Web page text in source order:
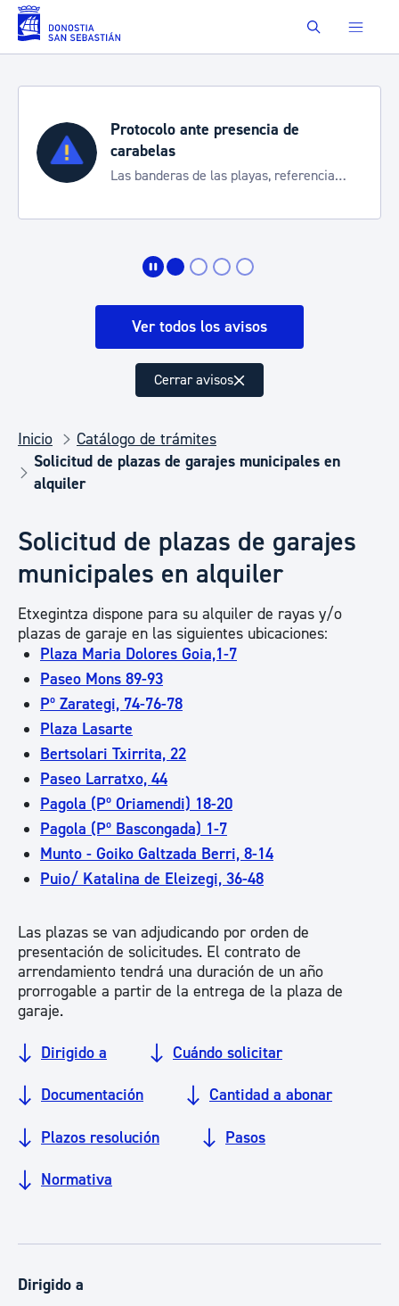
Saltar al contenido principal Buscar
presencia de
las playas, referencia
Semana Grande
Cortes de tráfico
de transporte
Ver todos los avisos
Cerrar avisos
Inicio
Catálogo de trámites
Solicitud de plazas de garajes municipales en
alquiler
Solicitud de plazas de garajes
municipales en alquiler
Etxegintza dispone para su alquiler de rayas y/o
plazas de garaje en las siguientes ubicaciones:
Plaza Maria Dolores Goia,1-7
Paseo Mons 89-93
Pº Zarategi, 74-76-78
Plaza Lasarte
Bertsolari Txirrita, 22
Paseo Larratxo, 44
Pagola (Pº Oriamendi) 18-20
Pagola (Pº Bascongada) 1-7
Munto - Goiko Galtzada Berri, 8-14
Puio/ Katalina de Eleizegi, 36-48
Las plazas se van adjudicando por orden de
presentación de solicitudes. El contrato de
arrendamiento tendrá una duración de un año
prorrogable a partir de la entrega de la plaza de
garaje.
Dirigido a Cuándo solicitar
Documentación Cantidad a abonar
Plazos resolución Pasos
Normativa
Dirigido a